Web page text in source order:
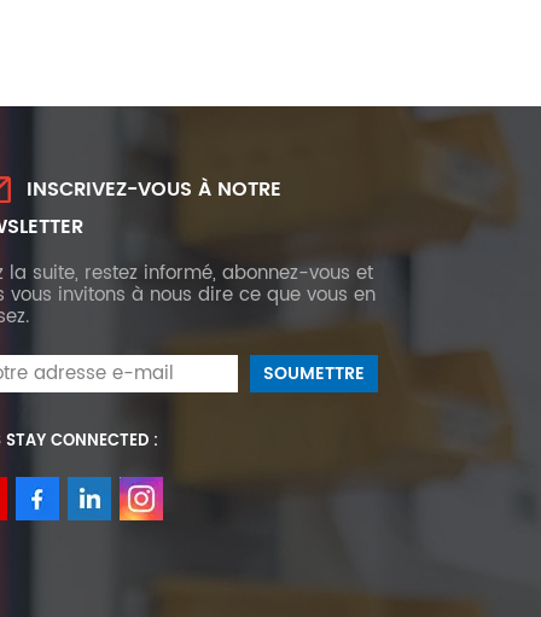
INSCRIVEZ-VOUS À NOTRE
la suite, restez informé, abonnez-vous et
vous invitons à nous dire ce que vous en
STAY CONNECTED :